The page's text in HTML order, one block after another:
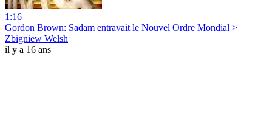
1:16
Gordon Brown: Sadam entravait le Nouvel Ordre Mondial >
Zbigniew Welsh
il y a 16 ans